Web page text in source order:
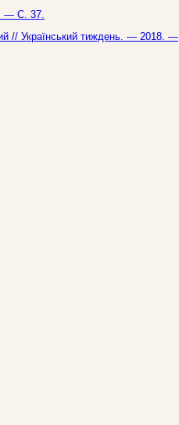
— С. 37.
// Український тиждень. — 2018. —